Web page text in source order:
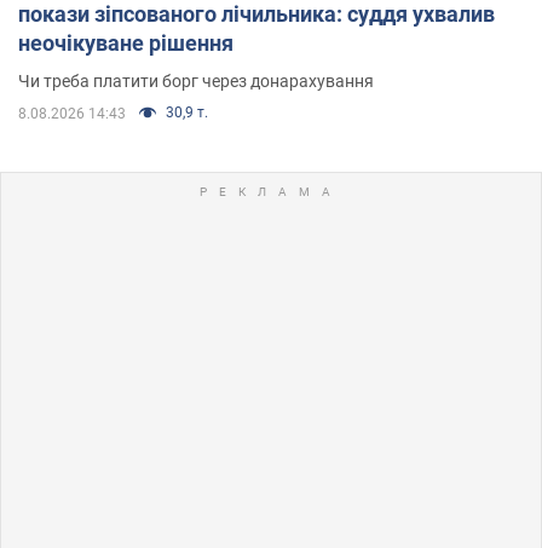
покази зіпсованого лічильника: суддя ухвалив
неочікуване рішення
Чи треба платити борг через донарахування
8.08.2026 14:43 30,9 т.